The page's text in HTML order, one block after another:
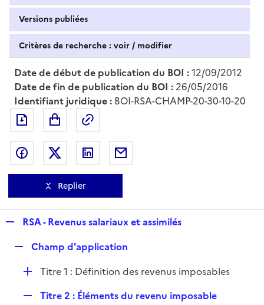
Versions publiées
Critères de recherche : voir / modifier
Date de début de publication du BOI :12/09/2012
Date de fin de publication du BOI : 26/05/2016
Identifiant juridique : BOI-RSA-CHAMP-20-30-10-20
Exporter le document au format pdf
Partager sur Facebook
Partager sur Twitter
Partager sur LinkedIn
Replier
p
RSA - Revenus salariaux et assimilés
p
Champ d'application
DTitre 1 : Définition des revenus imposables
Titre 2 : Éléments du revenu imposable